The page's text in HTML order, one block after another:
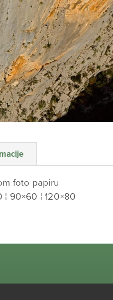
foto papiru
90×60 ¦ 120×80